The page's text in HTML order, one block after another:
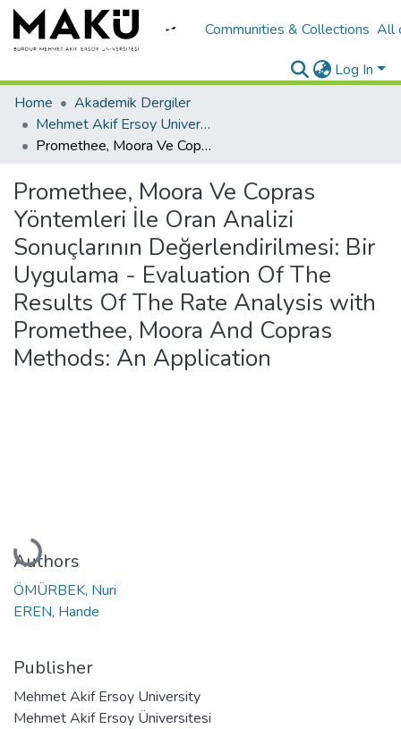
Communities & Collections All
Log In
Home
Akademik Dergiler
Mehmet Akif Ersoy University Journal of Social Sciences Institute
Promethee, Moora Ve Copras Yöntemleri İle Oran Analizi Sonuçlarının Değerlendirilmesi: Bir Uygulama - Evaluation Of The Results Of The Rate Analysis with Promethee, Moora And Copras Methods: An Application
Promethee, Moora Ve Copras
Yöntemleri İle Oran Analizi
Sonuçlarının Değerlendirilmesi: Bir
Uygulama - Evaluation Of The
Results Of The Rate Analysis with
Promethee, Moora And Copras
Methods: An Application
Loading...
Authors
ÖMÜRBEK, Nuri
EREN, Hande
Publisher
Mehmet Akif Ersoy University
Mehmet Akif Ersoy Üniversitesi